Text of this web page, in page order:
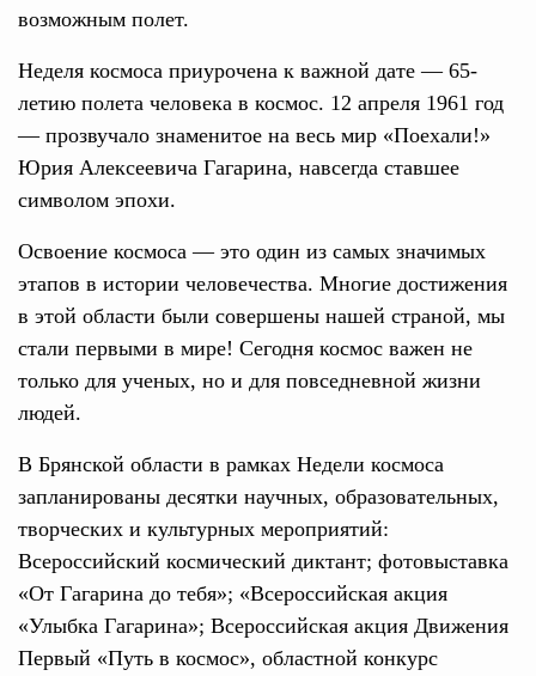
возможным полет.
Неделя космоса приурочена к важной дате — 65-
летию полета человека в космос. 12 апреля 1961 год
— прозвучало знаменитое на весь мир «Поехали!»
Юрия Алексеевича Гагарина, навсегда ставшее
символом эпохи.
Освоение космоса — это один из самых значимых
этапов в истории человечества. Многие достижения
в этой области были совершены нашей страной, мы
стали первыми в мире! Сегодня космос важен не
только для ученых, но и для повседневной жизни
людей.
В Брянской области в рамках Недели космоса
запланированы десятки научных, образовательных,
творческих и культурных мероприятий:
Всероссийский космический диктант; фотовыставка
«От Гагарина до тебя»; «Всероссийская акция
«Улыбка Гагарина»; Всероссийская акция Движения
Первый «Путь в космос», областной конкурс